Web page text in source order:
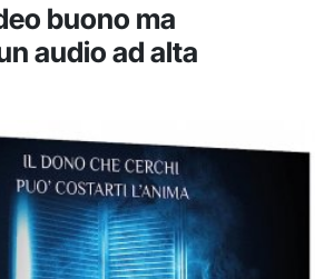
buono ma
audio ad alta